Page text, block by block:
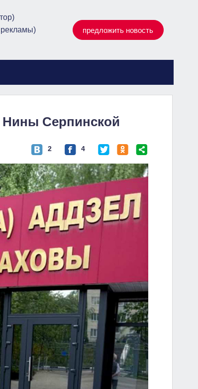
рекламы)
предложить новость
Нины Серпинской
2 4